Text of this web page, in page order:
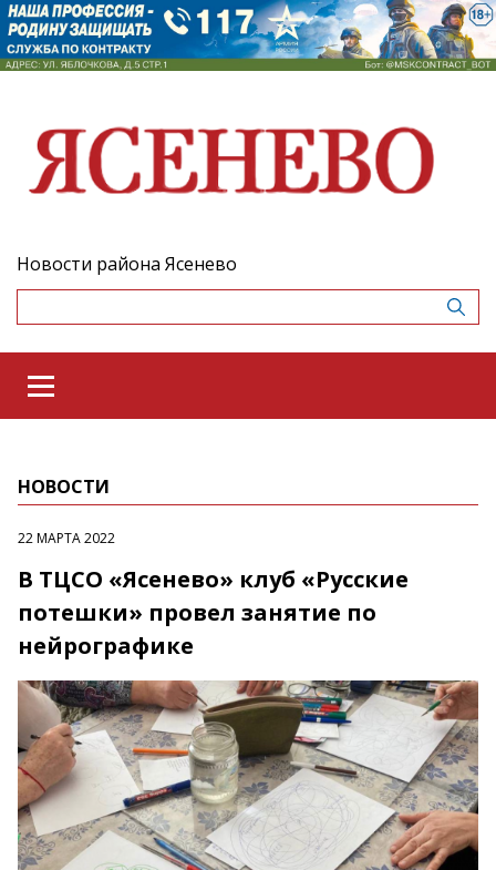
Новости района Ясенево
НОВОСТИ
22 МАРТА 2022
В ТЦСО «Ясенево» клуб «Русские
потешки» провел занятие по
нейрографике